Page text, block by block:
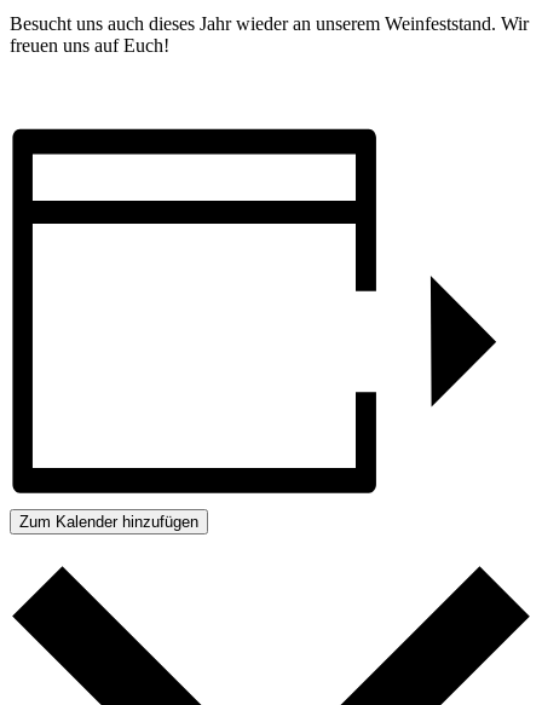
Besucht uns auch dieses Jahr wieder an unserem Weinfeststand. Wir
freuen uns auf Euch!
Zum Kalender hinzufügen